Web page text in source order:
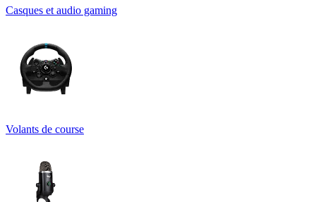
Casques et audio gaming
Volants de course